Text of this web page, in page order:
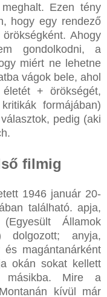
Ezen tény
hogy egy rendező
Ahogy
gondolkodni, a
miért ne lehetne
vágok bele, ahol
+ örökségét,
formájában)
pedig (aki
filmig
1946 január 20-
található. apja,
Államok
dolgozott; anyja,
magántanárként
okán sokat kellett
másikba. Mire a
kívül már